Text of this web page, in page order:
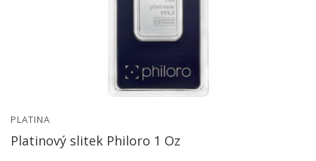
PLATINA
Platinový slitek Philoro 1 Oz